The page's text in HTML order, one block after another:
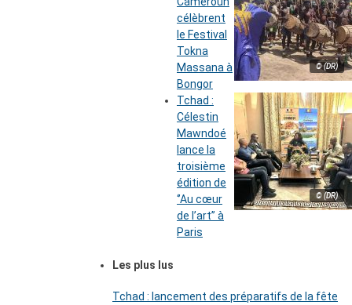
© (DR)
célèbrent
le Festival
Tokna
Massana à
Bongor
© (DR)
Tchad :
Célestin
Mawndoé
lance la
troisième
édition de
‘’Au cœur
de l’art’’ à
Paris
Les plus lus
Tchad : lancement des préparatifs de la fête